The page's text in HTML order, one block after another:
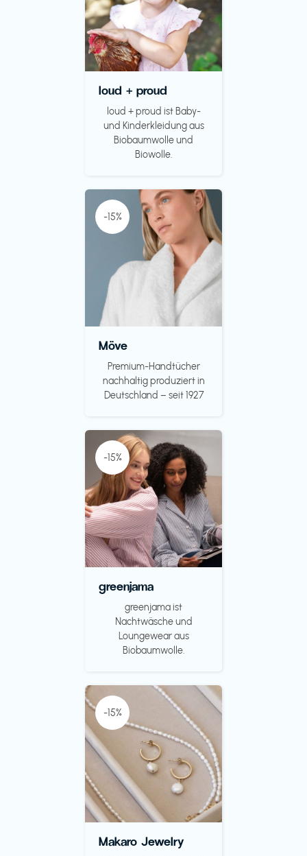
loud + proud
loud + proud ist Baby-
und Kinderkleidung aus
Biobaumwolle und
Biowolle.
-15%
Möve
Premium-Handtücher
nachhaltig produziert in
Deutschland – seit 1927
-15%
greenjama
greenjama ist
Nachtwäsche und
Loungewear aus
Biobaumwolle.
-15%
Makaro Jewelry